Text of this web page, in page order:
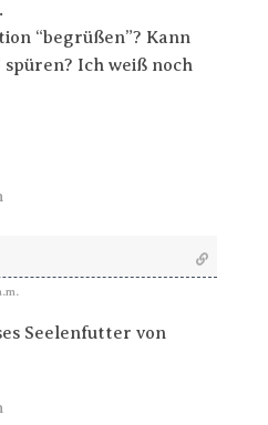
“begrüßen”? Kann
spüren? Ich weiß noch
Seelenfutter von